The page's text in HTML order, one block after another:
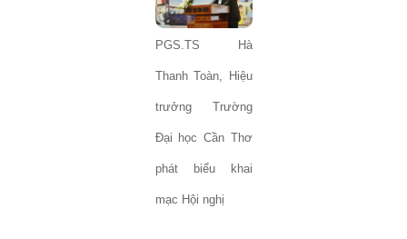
PGS.TS Hà
Thanh Toàn, Hiệu
trưởng Trường
Đại học Cần Thơ
phát biểu khai
mạc Hội nghị